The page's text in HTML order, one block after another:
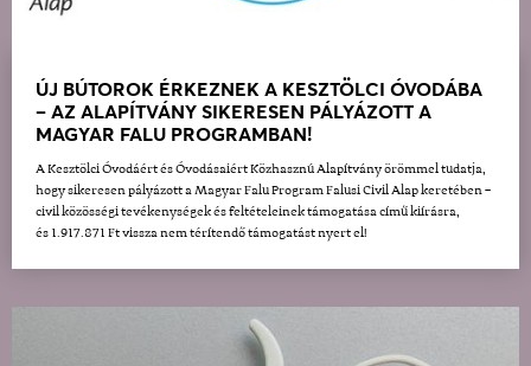
ÚJ BÚTOROK ÉRKEZNEK A KESZTÖLCI ÓVODÁBA
– AZ ALAPÍTVÁNY SIKERESEN PÁLYÁZOTT A
MAGYAR FALU PROGRAMBAN!
A Kesztölci Óvodáért és Óvodásaiért Közhasznú Alapítvány örömmel tudatja,
hogy sikeresen pályázott a Magyar Falu Program Falusi Civil Alap keretében –
civil közösségi tevékenységek és feltételeinek támogatása című kiírásra,
és 1.917.871 Ft vissza nem térítendő támogatást nyert el!